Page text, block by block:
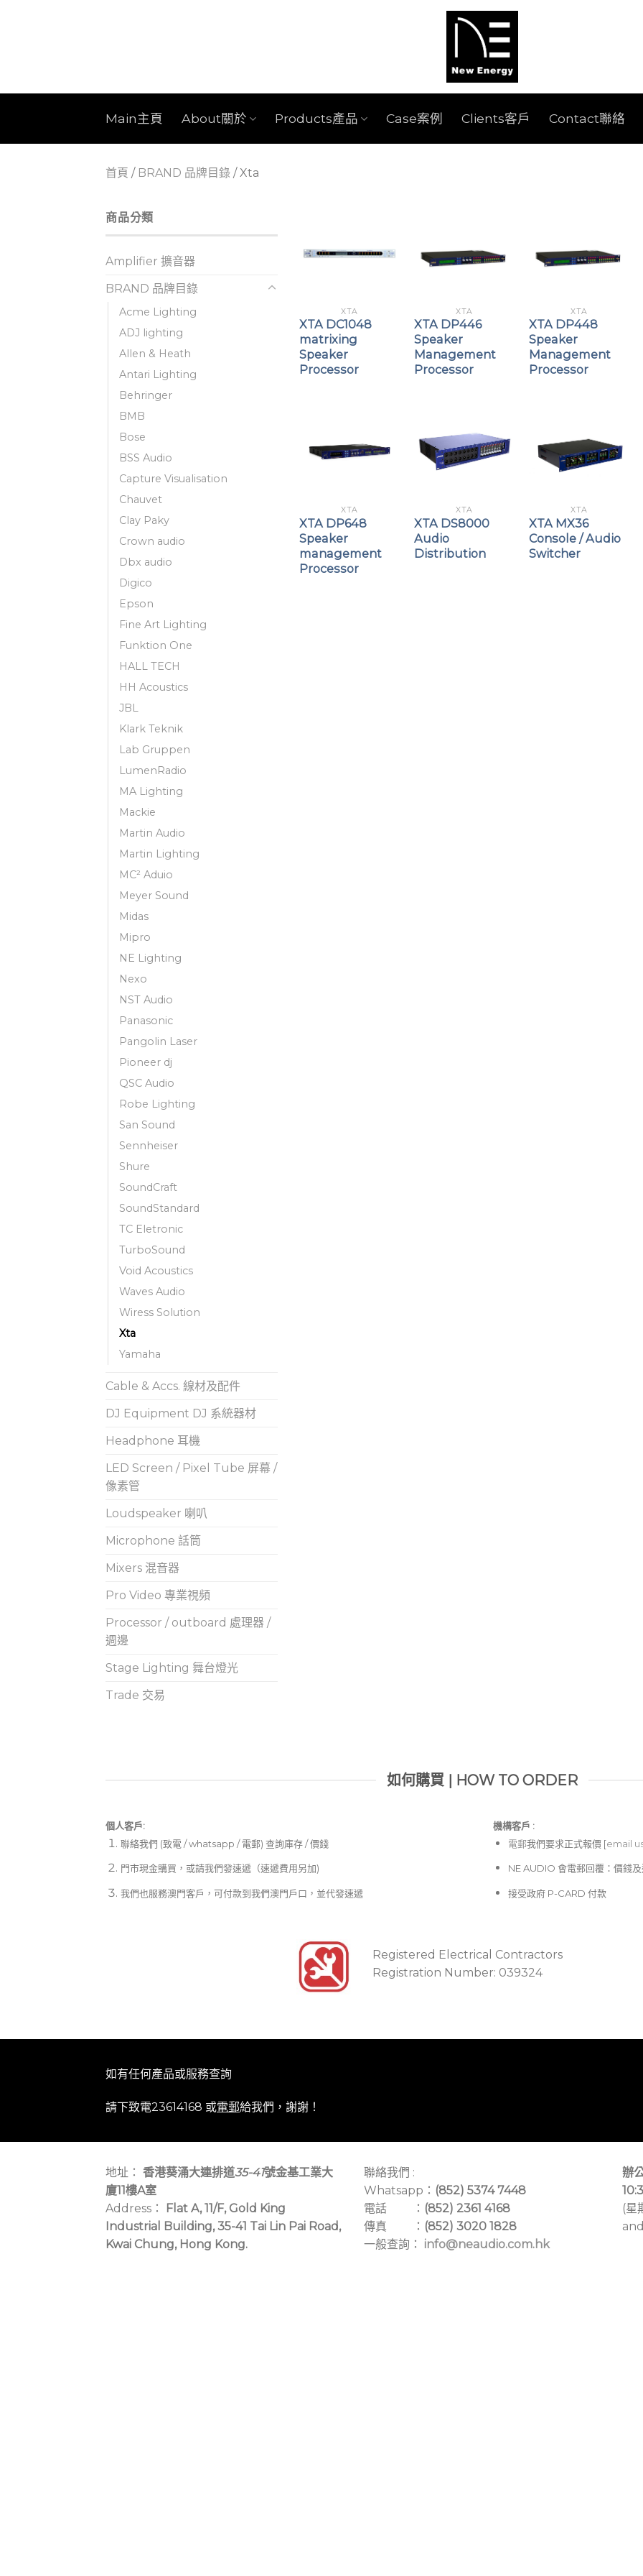
Main主頁 About關於 Products產品 Case案例 Clients客戶 Contact聯絡
首頁 / BRAND 品牌目錄 / Xta
商品分類
Amplifier 擴音器
BRAND 品牌目錄
Acme Lighting
ADJ lighting
Allen & Heath
Antari Lighting
Behringer
BMB
Bose
BSS Audio
Capture Visualisation
Chauvet
Clay Paky
Crown audio
Dbx audio
Digico
Epson
Fine Art Lighting
Funktion One
HALL TECH
HH Acoustics
JBL
Klark Teknik
Lab Gruppen
LumenRadio
MA Lighting
Mackie
Martin Audio
Martin Lighting
MC² Aduio
Meyer Sound
Midas
Mipro
NE Lighting
Nexo
NST Audio
Panasonic
Pangolin Laser
Pioneer dj
QSC Audio
Robe Lighting
San Sound
Sennheiser
Shure
SoundCraft
SoundStandard
TC Eletronic
TurboSound
Void Acoustics
Waves Audio
Wiress Solution
Xta
Yamaha
Cable & Accs. 線材及配件
DJ Equipment DJ 系統器材
Headphone 耳機
LED Screen / Pixel Tube 屏幕 /
像素管
Loudspeaker 喇叭
Microphone 話筒
Mixers 混音器
Pro Video 專業視頻
Processor / outboard 處理器 /
週邊
Stage Lighting 舞台燈光
Trade 交易
XTA
XTA DC1048
matrixing
Speaker
Processor
XTA
XTA DP446
Speaker
Management
Processor
XTA
XTA DP448
Speaker
Management
Processor
XTA
XTA DP648
Speaker
management
Processor
XTA
XTA DS8000
Audio
Distribution
XTA
XTA MX36
Console / Audio
Switcher
如何購買 | HOW TO ORDER
個人客戶:
聯絡我們 (致電 / whatsapp / 電郵) 查詢庫存 / 價錢
門市現金購買，或請我們發速遞（速遞費用另加)
我們也服務澳門客戶，可付款到我們澳門戶口，並代發速遞
機構客戶 :​
電郵我們要求正式報價 [email
NE AUDIO 會電郵回覆：價錢
接受政府 P-CARD 付款
Registered Electrical Contractors
Registration Number: 039324
如有任何產品或服務查詢
請下致電23614168 或電郵給我們，謝謝！
地址： 香港葵涌大連排道35-41號金基工業大
廈11樓A室
Address：
Flat A, 11/F, Gold King
Industrial Building, 35-41 Tai Lin Pai Road,
Kwai Chung, Hong Kong.
聯絡我們 :
Whatsapp： (852) 5374 7448
電話 ： (852) 2361 4168
傳真 ： (852) 3020 1828
一般查詢： info@neaudio.com.hk
辦
(星